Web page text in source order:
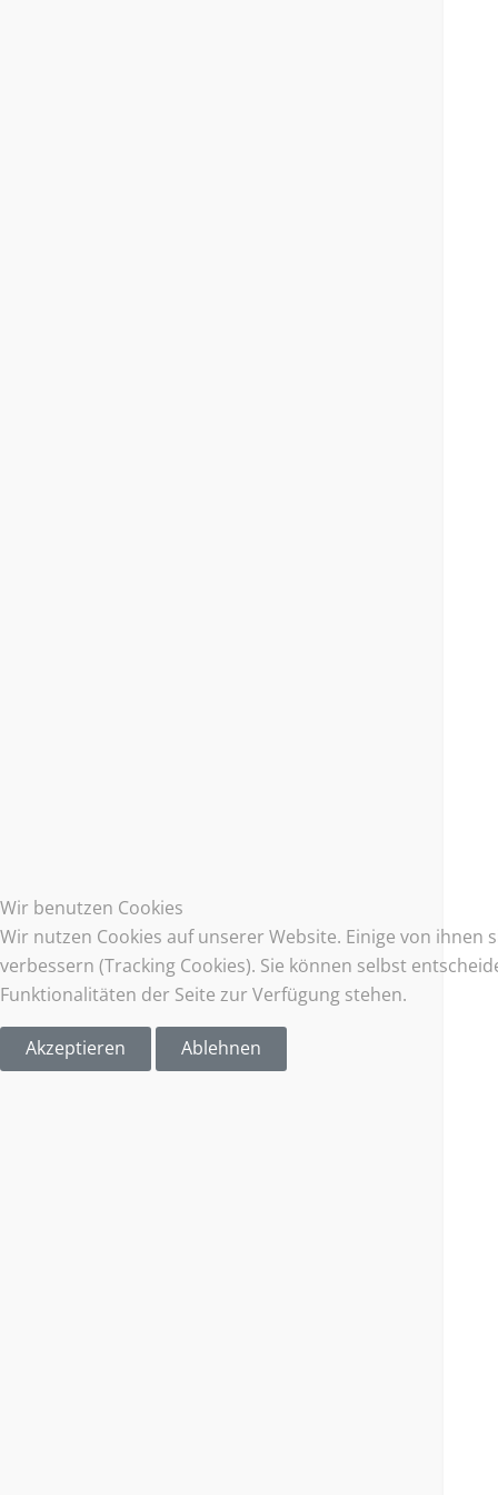
Wir benutzen Cookies
Wir nutzen Cookies auf unserer Website. Einige von
verbessern (Tracking Cookies). Sie können selbst
Funktionalitäten der Seite zur Verfügung stehen.
Akzeptieren
Ablehnen